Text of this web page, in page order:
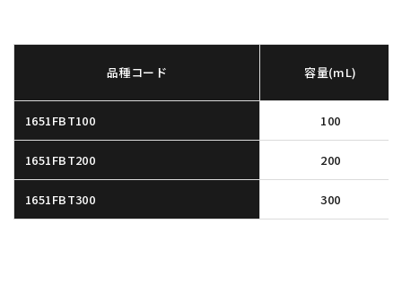
品種コード 容量(mL)
1651FBT100 100
1651FBT200 200
1651FBT300 300